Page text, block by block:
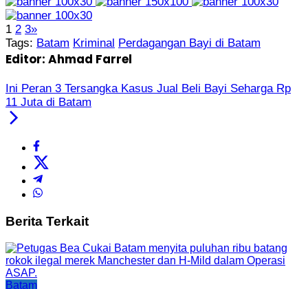
1 2 3»
Tags: Batam Kriminal Perdagangan Bayi di Batam
Editor: Ahmad Farrel
Ini Peran 3 Tersangka Kasus Jual Beli Bayi Seharga Rp
11 Juta di Batam
Berita Terkait
Batam